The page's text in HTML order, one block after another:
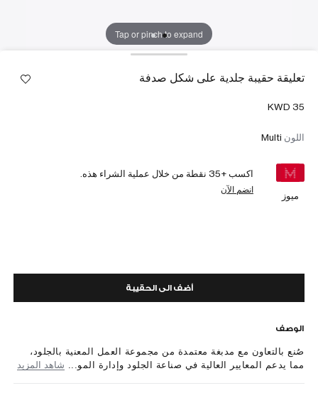
Tap or pinch to expand
تعليقة حقيبة جلدية على شكل صدفة
اللون Multi
ميوز
اكسب +35 نقطة من خلال عملية الشراء هذه.
انضم الآن
أضف الى الحقيبة
الوصف
صُنع بالتعاون مع مدبغة معتمدة من مجموعة العمل المعنية بالجلود،
مما يدعم المعايير العالية في صناعة الجلود وإدارة المو... شاهد المزيد